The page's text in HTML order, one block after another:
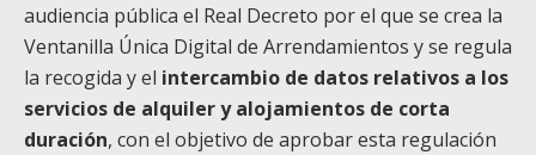
audiencia pública el Real Decreto por el que se crea la
Ventanilla Única Digital de Arrendamientos y se regula
la recogida y el intercambio de datos relativos a los
servicios de alquiler y alojamientos de corta
duración, con el objetivo de aprobar esta regulación